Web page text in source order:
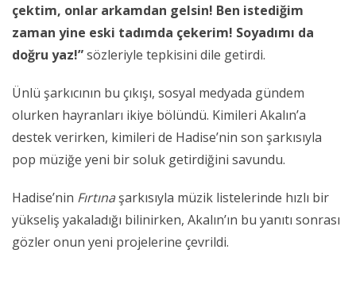
çektim, onlar arkamdan gelsin! Ben istediğim
zaman yine eski tadımda çekerim! Soyadımı da
doğru yaz!”sözleriyle tepkisini dile getirdi.
Ünlü şarkıcının bu çıkışı, sosyal medyada gündem
olurken hayranları ikiye bölündü. Kimileri Akalın’a
destek verirken, kimileri de Hadise’nin son şarkısıyla
pop müziğe yeni bir soluk getirdiğini savundu.
Hadise’nin Fırtınaşarkısıyla müzik listelerinde hızlı bir
yükseliş yakaladığı bilinirken, Akalın’ın bu yanıtı sonrası
gözler onun yeni projelerine çevrildi.